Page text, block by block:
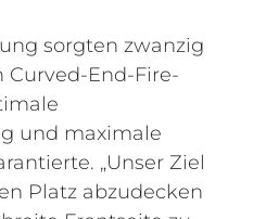
sorgten zwanzig
Curved-End-Fire-
und maximale
„Unser Ziel
Platz abzudecken